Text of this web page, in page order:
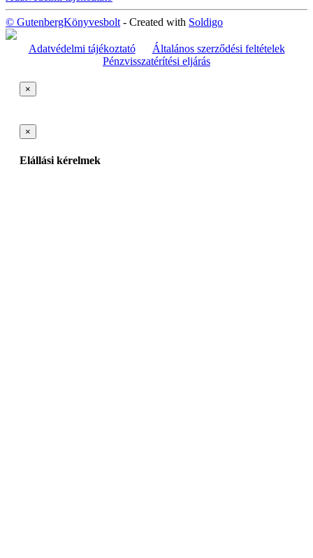
© GutenbergKönyvesbolt - Created with Soldigo
Adatvédelmi tájékoztató
Általános szerződési feltételek
Pénzvisszatérítési eljárás
×
×
Elállási kérelmek